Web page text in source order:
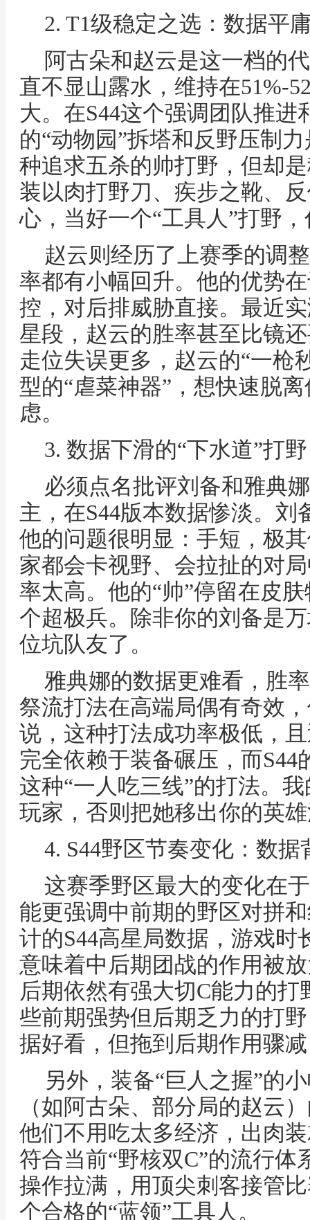
2. T1级稳定之选：数据平
阿古朵和赵云是这一档的
直不显山露水，维持在51%-
大。在S44这个强调团队推
的“动物园”拆塔和反野压制
种追求五杀的帅打野，但却
装以肉打野刀、疾步之靴、
心，当好一个“工具人”打野
赵云则经历了上赛季的调
率都有小幅回升。他的优势
控，对后排威胁直接。最近
星段，赵云的胜率甚至比镜
走位失误更多，赵云的“一枪
型的“虐菜神器”，想快速脱
虑。
3. 数据下滑的“下水道”打
必须点名批评刘备和雅典
主，在S44版本数据惨淡。刘
他的问题很明显：手短，极
家都会卡视野、会拉扯的对
率太高。他的“帅”停留在皮
个超极兵。除非你的刘备是
位坑队友了。
雅典娜的数据更难看，胜
祭流打法在高端局偶有奇效
说，这种打法成功率极低，
完全依赖于装备碾压，而
这种“一人吃三线”的打法。
玩家，否则把她移出你的英
4. S44野区节奏变化：数
这赛季野区最大的变化在
能更强调中前期的野区对拼
计的S44高星局数据，游戏时
意味着中后期团战的作用被
后期依然有强大切C能力的
些前期强势但后期乏力的打
据好看，但拖到后期作用骤
另外，装备“巨人之握”的
（如阿古朵、部分局的赵云
他们不用吃太多经济，出肉
符合当前“野核双C”的流行体
操作拉满，用顶尖刺客接管
个合格的“蓝领”工具人。